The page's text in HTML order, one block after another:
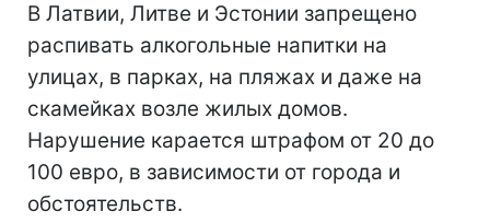
В Латвии, Литве и Эстонии запрещено
распивать алкогольные напитки на
улицах, в парках, на пляжах и даже на
скамейках возле жилых домов.
Нарушение карается штрафом от 20 до
100 евро, в зависимости от города и
обстоятельств.